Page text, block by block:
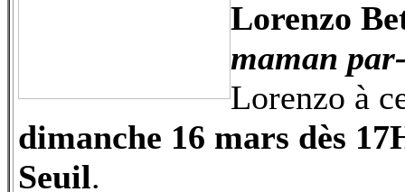
Lorenzo
maman
Lorenzo à
dimanche 16 mars dès
Seuil.